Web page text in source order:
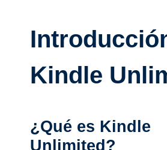
Kindle
¿Qué es Kindle
Unlimited?